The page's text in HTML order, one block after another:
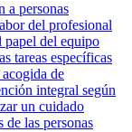
a personas
del profesional
papel del equipo
tareas específicas
de
integral según
un cuidado
de las personas